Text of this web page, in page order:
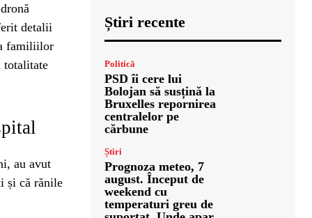
detalii
familiilor
totalitate
au avut
și că rănile
Știri recente
Politică
PSD îi cere lui
Bolojan să susțină la
Bruxelles repornirea
centralelor pe
cărbune
Știri
Prognoza meteo, 7
august. Început de
weekend cu
temperaturi greu de